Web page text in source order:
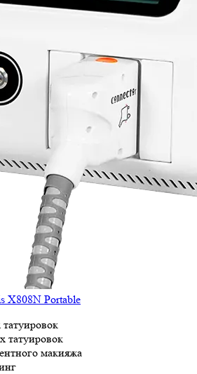
X808N Portable
татуировок
макияжа